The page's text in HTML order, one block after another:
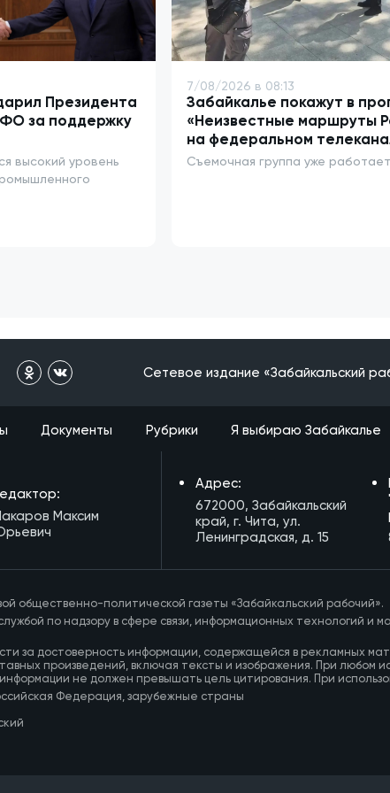
в
13 млн
в
в
на
на
в
Президента
за поддержку
высокий уровень
7/08/2026 в 08:13
Забайкалье покажут в
«Неизвестные маршруты
на федеральном
Съемочная группа уже
Сетевое издание «Забайкальский
Документы Рубрики Я выбираю Забайкалье
Максим
Адрес:
672000, Забайкальский
край, г. Чита, ул.
Ленинградская, д. 15
общественно-политической газеты «Забайкальский рабочий».
по надзору в сфере связи, информационных технологий
за достоверность информации, содержащейся в рекламных
произведений, включая тексты и изображения. При
не должен превышать цель цитирования. При
Федерация, зарубежные страны